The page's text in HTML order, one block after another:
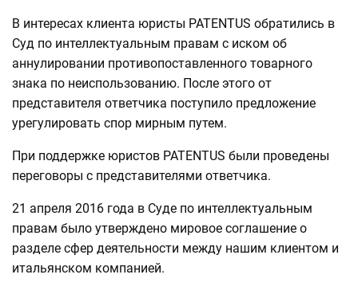
В интересах клиента юристы PATENTUS обратились в
Суд по интеллектуальным правам с иском об
аннулировании противопоставленного товарного
знака по неиспользованию. После этого от
представителя ответчика поступило предложение
урегулировать спор мирным путем.
При поддержке юристов PATENTUS были проведены
переговоры с представителями ответчика.
21 апреля 2016 года в Суде по интеллектуальным
правам было утверждено мировое соглашение о
разделе сфер деятельности между нашим клиентом и
итальянском компанией.